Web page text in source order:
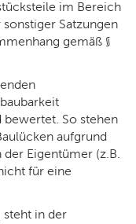
im Bereich
Satzungen
gemäß §
bewertet. So stehen
aufgrund
Eigentümer (z.B.
für eine
steht in der